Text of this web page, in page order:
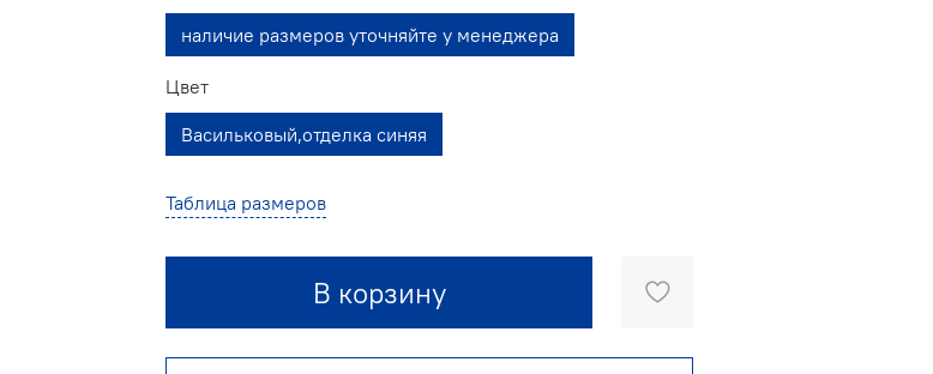
Таблица размеров
В корзину
наличие размеров уточняйте у менеджера
Цвет
Васильковый,отделка синяя